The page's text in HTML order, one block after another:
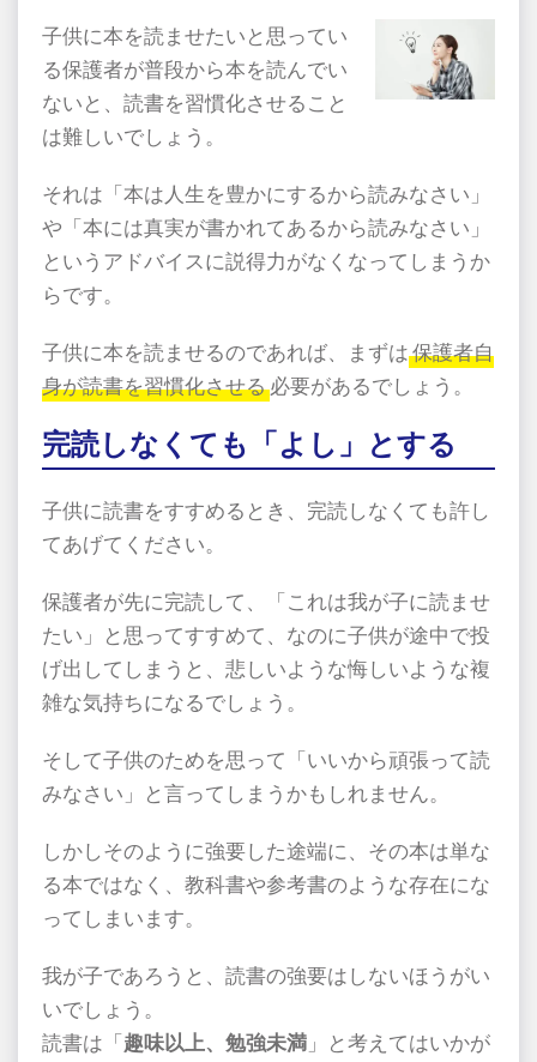
子供に本を読ませたいと思ってい
る保護者が普段から本を読んでい
ないと、読書を習慣化させること
は難しいでしょう。
それは「本は人生を豊かにするから読みなさい」
や「本には真実が書かれてあるから読みなさい」
というアドバイスに説得力がなくなってしまうか
らです。
子供に本を読ませるのであれば、まずは 保護者自
身が読書を習慣化させる 必要があるでしょう。
完読しなくても「よし」とする
子供に読書をすすめるとき、完読しなくても許し
てあげてください。
保護者が先に完読して、「これは我が子に読ませ
たい」と思ってすすめて、なのに子供が途中で投
げ出してしまうと、悲しいような悔しいような複
雑な気持ちになるでしょう。
そして子供のためを思って「いいから頑張って読
みなさい」と言ってしまうかもしれません。
しかしそのように強要した途端に、その本は単な
る本ではなく、教科書や参考書のような存在にな
ってしまいます。
我が子であろうと、読書の強要はしないほうがい
いでしょう。
読書は「 趣味以上、勉強未満 」と考えてはいかが